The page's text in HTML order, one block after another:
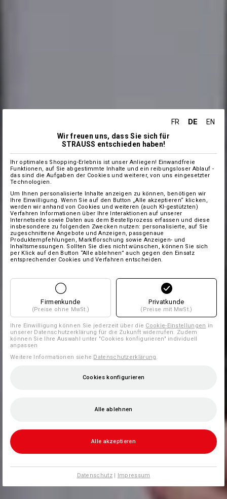
FR DE
EN
Wir freuen uns, dass Sie sich für
STRAUSS entschieden haben!
Ihr optimales Shopping-Erlebnis ist unser Anliegen! Einwandfreie
Funktionen, auf Sie abgestimmte Inhalte und ein reibungsloser Ablauf -
das sind die Aufgaben der Cookies und weiterer, von uns eingesetzter
Technologien.
Um Ihnen personalisierte Inhalte anzeigen zu können, benötigen wir
Ihre Einwilligung. Wenn Sie auf den Button „Alle akzeptieren“ klicken,
werden wir anhand von Cookies und weiteren (auch KI-gestützten)
Verfahren Informationen über Ihre Interaktionen auf unserer
Internetseite sowie Daten aus dem Bestellprozess erfassen und diese
insbesondere zu folgenden Zwecken nutzen: personalisierte, auf Sie
zugeschnittene Angebote und Anzeigen, passgenaue
Produktempfehlungen, Marktforschung sowie Anzeigen- und
Inhaltsmessungen. Sollten Sie dies nicht wünschen, können Sie sich
per Klick auf den Button “Alle ablehnen” auch gegen den Einsatz
entsprechender Cookies und Verfahren entscheiden.
Firmenkunde
(Preise ohne MwSt.)
Privatkunde
(Preise mit MwSt.)
Ihre Einwilligung können Sie jederzeit über die Cookie-Einstellungen in
unserer Datenschutzerklärung für die Zukunft widerrufen. Zudem
können Sie Ihre Auswahl unter "Cookies konfigurieren" individuell
anpassen
Weitere Informationen siehe Datenschutzerklärung
Cookies konfigurieren
Alle ablehnen
Alle akzeptieren
Datenschutz| Impressum